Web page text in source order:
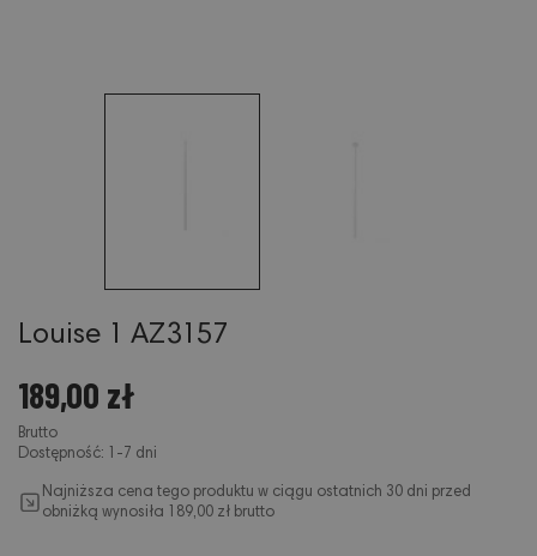
Louise 1 AZ3157
189,00 zł
Brutto
Dostępność: 1-7 dni
Najniższa cena tego produktu w ciągu ostatnich 30 dni przed
obniżką wynosiła 189,00 zł brutto